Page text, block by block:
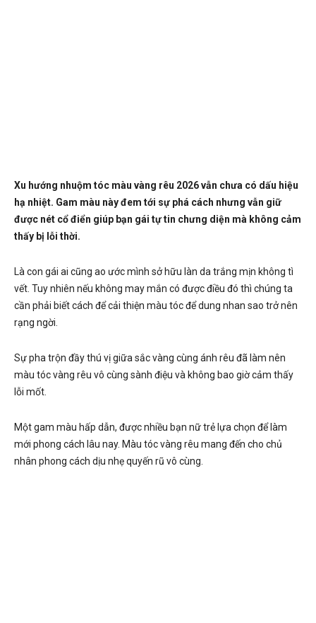
Xu hướng nhuộm tóc màu vàng rêu 2026 vẫn chưa có dấu hiệu
hạ nhiệt. Gam màu này đem tới sự phá cách nhưng vẫn giữ
được nét cổ điển giúp bạn gái tự tin chưng diện mà không cảm
thấy bị lỗi thời.
Là con gái ai cũng ao ước mình sở hữu làn da trắng mịn không tì
vết. Tuy nhiên nếu không may mắn có được điều đó thì chúng ta
cần phải biết cách để cải thiện màu tóc để dung nhan sao trở nên
rạng ngời.
Sự pha trộn đầy thú vị giữa sắc vàng cùng ánh rêu đã làm nên
màu tóc vàng rêu vô cùng sành điệu và không bao giờ cảm thấy
lỗi mốt.
Một gam màu hấp dẫn, được nhiều bạn nữ trẻ lựa chọn để làm
mới phong cách lâu nay. Màu tóc vàng rêu mang đến cho chủ
nhân phong cách dịu nhẹ quyến rũ vô cùng.